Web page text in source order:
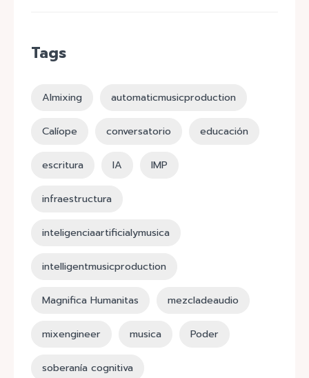
Tags
AImixing automaticmusicproduction
Calíope conversatorio educación
escritura IA IMP
infraestructura
inteligenciaartificialymusica
intelligentmusicproduction
Magnifica Humanitas mezcladeaudio
mixengineer musica Poder
soberanía cognitiva